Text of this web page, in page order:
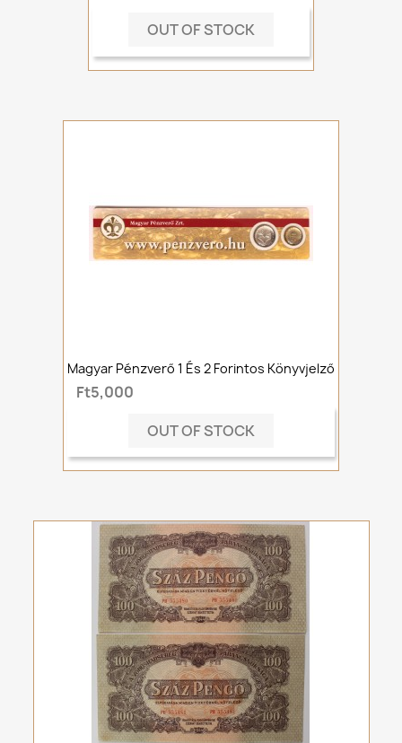
OUT OF STOCK
Magyar Pénzverő 1 És 2 Forintos Könyvjelző
Ft5,000
OUT OF STOCK